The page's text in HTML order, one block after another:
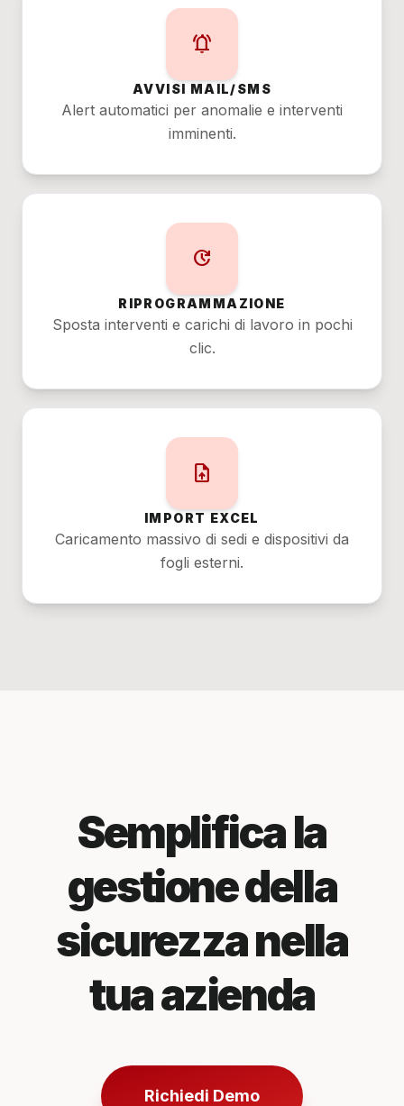
notifications_active
AVVISI MAIL/SMS
Alert automatici per anomalie e interventi
imminenti.
update
RIPROGRAMMAZIONE
Sposta interventi e carichi di lavoro in pochi
clic.
upload_file
IMPORT EXCEL
Caricamento massivo di sedi e dispositivi da
fogli esterni.
Semplifica la
gestione della
sicurezza nella
tua azienda
Richiedi Demo